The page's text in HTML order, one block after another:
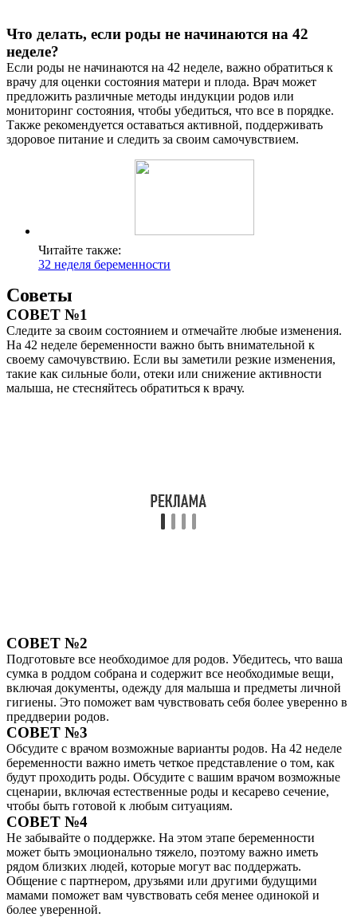
Что делать, если роды не начинаются на 42
неделе?
Если роды не начинаются на 42 неделе, важно обратиться к
врачу для оценки состояния матери и плода. Врач может
предложить различные методы индукции родов или
мониторинг состояния, чтобы убедиться, что все в порядке.
Также рекомендуется оставаться активной, поддерживать
здоровое питание и следить за своим самочувствием.
Читайте также:
32 неделя беременности
Советы
СОВЕТ №1
Следите за своим состоянием и отмечайте любые изменения.
На 42 неделе беременности важно быть внимательной к
своему самочувствию. Если вы заметили резкие изменения,
такие как сильные боли, отеки или снижение активности
малыша, не стесняйтесь обратиться к врачу.
СОВЕТ №2
Подготовьте все необходимое для родов. Убедитесь, что ваша
сумка в роддом собрана и содержит все необходимые вещи,
включая документы, одежду для малыша и предметы личной
гигиены. Это поможет вам чувствовать себя более уверенно в
преддверии родов.
СОВЕТ №3
Обсудите с врачом возможные варианты родов. На 42 неделе
беременности важно иметь четкое представление о том, как
будут проходить роды. Обсудите с вашим врачом возможные
сценарии, включая естественные роды и кесарево сечение,
чтобы быть готовой к любым ситуациям.
СОВЕТ №4
Не забывайте о поддержке. На этом этапе беременности
может быть эмоционально тяжело, поэтому важно иметь
рядом близких людей, которые могут вас поддержать.
Общение с партнером, друзьями или другими будущими
мамами поможет вам чувствовать себя менее одинокой и
более уверенной.